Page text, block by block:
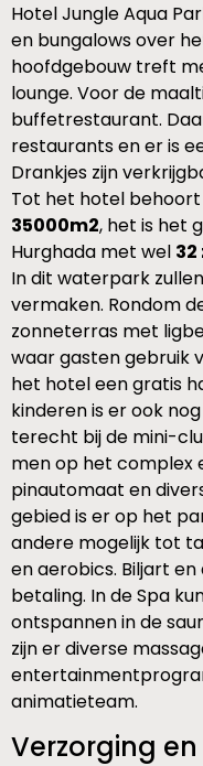
Hotel Jungle Aqua
en bungalows over
hoofdgebouw treft
lounge. Voor de
buffetrestaurant.
restaurants en er is
Drankjes zijn
Tot het hotel
35000m2, het is het
Hurghada met wel
In dit waterpark
vermaken. Rondom
zonneterras met
waar gasten gebruik
het hotel een gratis
kinderen is er ook
terecht bij de mini-
men op het complex
pinautomaat en
gebied is er op het
andere mogelijk tot
en aerobics. Biljart
betaling. In de Spa
ontspannen in de
zijn er diverse
animatieteam.
Verzorging